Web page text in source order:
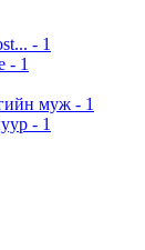
- 1
- 1
муж - 1
- 1